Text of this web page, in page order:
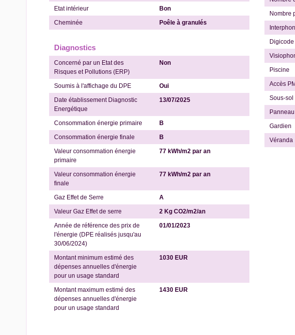
Etat intérieur
Bon
Cheminée
Poêle à granulés
Nombre
Digicode
Piscine
Accès
Sous-sol
Gardien
Véranda
Diagnostics
Concerné par un Etat des
Risques et Pollutions (ERP)
Non
Soumis à l'affichage du DPE
Oui
Date établissement Diagnostic
Energétique
13/07/2025
Consommation énergie primaire
B
Consommation énergie finale
B
Valeur consommation énergie
primaire
77 kWh/m2 par an
Valeur consommation énergie
finale
77 kWh/m2 par an
Gaz Effet de Serre
A
Valeur Gaz Effet de serre
2 Kg CO2/m2/an
Année de référence des prix de
l'énergie (DPE réalisés jusqu'au
30/06/2024)
01/01/2023
Montant minimum estimé des
dépenses annuelles d'énergie
pour un usage standard
1030 EUR
Montant maximum estimé des
dépenses annuelles d'énergie
pour un usage standard
1430 EUR